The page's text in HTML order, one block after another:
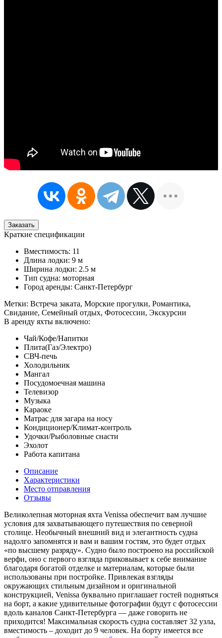
Заказать
Краткие спецификации
Вместимость: 11
Длина лодки: 9 м
Ширина лодки: 2.5 м
Тип судна: моторная
Город аренды: Санкт-Петербург
Метки: Встреча заката, Морские прогулки, Романтика,
Свидание, Семейный отдых, Фотосессии, Экскурсии
В аренду яхты включено:
Чай/Кофе/Напитки
Плита(Газ/Электро)
СВЧ-печь
Холодильник
Мангал
Посудомоечная машина
Телевизор
Музыка
Караоке
Матрас для загара на носу
Кондиционер/Климат-контроль
Удочки/Рыболовные снасти
Эхолот
Работа капитана
Описание
Характеристики
Место отправления
Отзывы
Великолепная моторная яхта Venissa обеспечит вам лучшие
условия для захватывающего путешествия по северной
столице. Необычный внешний вид и элегантность судна
надолго запомнятся и вам и вашим гостям, это будет отдых
«по высшему разряду». Судно было построено на российской
верфи, оно с первого взгляда приковывает к себе внимание
благодаря богатой отделке и материалам, которые были
использованы при постройке. Привлекая взгляды
окружающих стильным дизайном и оригинальной
конструкцией, Venissa буквально приглашает гостей подняться
на борт, а какие удивительные фотографии будут с фотосессии
вдоль каналов Санкт-Петербурга — даже говорить не
приходится! Максимальная скорость судна составляет 32 узла,
вместимость – доходит до 9 человек. На борту имеется все